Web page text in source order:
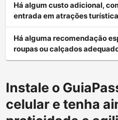
Há algum custo adicional,
entrada em atrações
Há alguma recomendação
roupas ou calçados
Instale o
celular e tenha